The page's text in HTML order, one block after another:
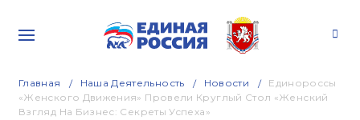
Главная Наша Деятельность Новости
Единороссы
«Женского Движения» Провели Круглый Стол «Женский
Взгляд На Бизнес: Секреты Успеха»